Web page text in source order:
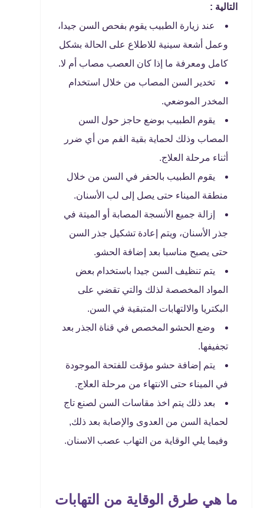
التالية :
عند زيارة الطبيب يقوم بفحص السن جيدا،
وعمل أشعة سينية للاطلاع على الحالة بشكل
كامل ومعرفة ما إذا كان العصب مصاب أم لا.
تخدير السن المصاب من خلال استخدام
المخدر الموضعي.
يقوم الطبيب بوضع حاجز حول السن
المصاب وذلك لحماية بقية الفم من أي ضرر
أثناء مرحلة العلاج.
يقوم الطبيب بالحفر في السن من خلال
منطقة الميناء حتى يصل إلى لب الأسنان.
إزالة جميع الأنسجة المصابة أو الميتة في
جذر الأسنان، ويتم إعادة تشكيل جذر السن
حتى يصبح مناسبا بعد إضافة الحشو.
يتم تنظيف السن جيدا باستخدام بعض
المواد المخصصة لذلك والتي تقضي على
البكتريا والالتهابات المتبقية في السن.
وضع الحشو المخصص في قناة الجذر بعد
تجفيفها.
يتم إضافة حشو مؤقت للفتحة الموجودة
في الميناء حتى الانتهاء من مرحلة العلاج.
بعد ذلك يتم اخذ مقاسات السن لصنع تاج
لحماية السن من العدوى والإصابة بعد ذلك,
وفيما يلي الوقاية من التهاب عصب الاسنان.
ما هي طرق الوقاية من التهابات